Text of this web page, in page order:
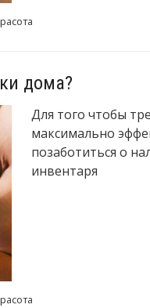
дома?
Для того чтобы
максимально
позаботиться о
инвентаря